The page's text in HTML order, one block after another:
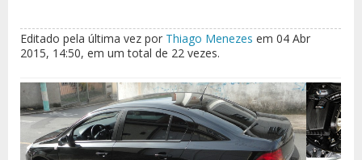
Editado pela última vez por Thiago Menezes em 04 Abr
2015, 14:50, em um total de 22 vezes.